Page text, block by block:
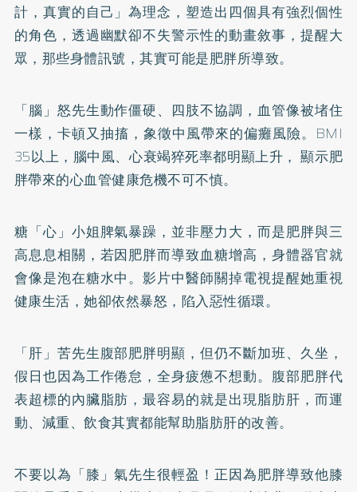
計，真實的自己」為理念，塑造出四個具有強烈個性
的角色，透過幽默卻不失警示性的動畫敘事，提醒大
眾，那些身體訊號，其實可能是肥胖所導致。
「腦」怒先生動作僵硬、四肢不協調，血管像被堵住
一樣，卡頓又抽搐，象徵中風帶來的偏癱風險。BMI
35以上，腦中風、心衰竭猝死率都明顯上升， 顯示肥
胖帶來的心血管健康危機不可不慎。
糖「心」小姐脾氣暴躁，並非壓力大，而是肥胖與三
高息息相關，若因肥胖而導致血糖增高，身體器官就
會像是泡在糖水中。影片中醫師關掉電視提醒她重視
健康生活，她卻依然暴怒，陷入惡性循環。
「肝」苦先生腹部肥胖明顯，但仍不斷加班、久坐，
假日也因為工作倦怠，全身疲憊不想動。腹部肥胖代
表超標的內臟脂肪，最容易的就是出現脂肪肝，而運
動、減重、飲食其實都能幫助脂肪肝的改善。
不要以為「膝」氣先生很輕盈！正因為肥胖導致他膝